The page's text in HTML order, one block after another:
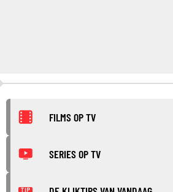
FILMS OP TV
SERIES OP TV
TIP